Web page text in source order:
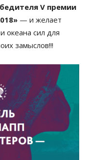
V премии
— и желает
океана сил для
замыслов!!!